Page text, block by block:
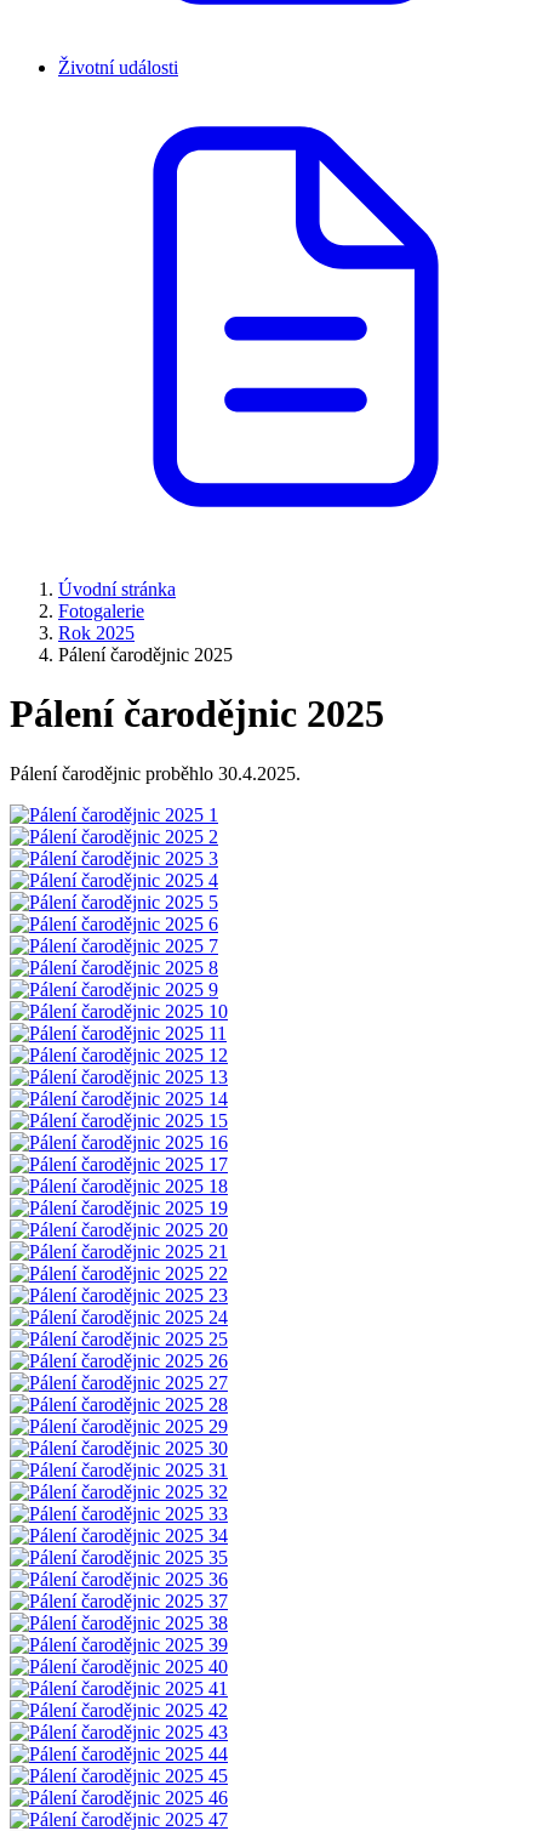
Životní události
Úvodní stránka
Fotogalerie
Rok 2025
Pálení čarodějnic 2025
Pálení čarodějnic 2025
Pálení čarodějnic proběhlo 30.4.2025.